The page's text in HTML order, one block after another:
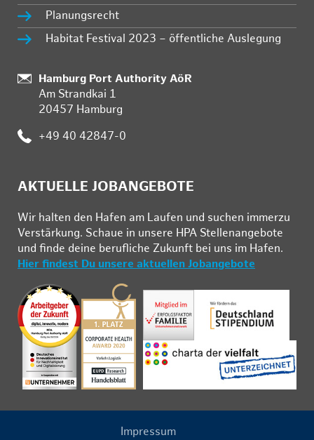
Planungsrecht
Habitat Festival 2023 – öffentliche Auslegung
:
Hamburg Port Authority AöR
Am Strandkai 1
20457 Hamburg
: +49 40 42847-0
AKTUELLE JOBANGEBOTE
Wir hal­ten den Ha­fen am Lau­fen und su­chen im­mer­zu
Ver­stär­kung. Schau­e in un­se­re HPA Stel­len­an­ge­bo­te
und fin­de deine be­ruf­li­che Zu­kunft bei uns im Ha­fen.
Hier findest Du unsere aktuellen Jobangebote
Impressum